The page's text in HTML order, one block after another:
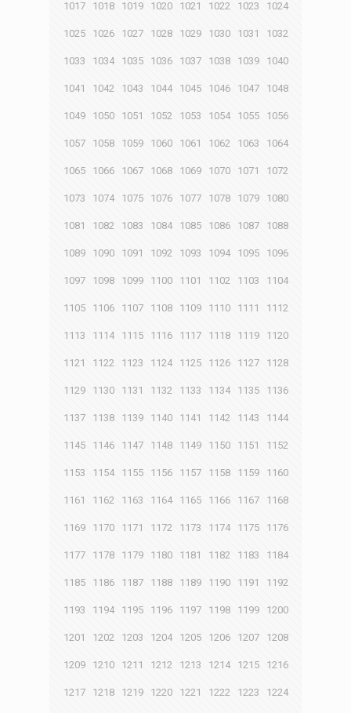
1017 1018 1019 1020 1021 1022 1023 1024
1025 1026 1027 1028 1029 1030 1031 1032
1033 1034 1035 1036 1037 1038 1039 1040
1041 1042 1043 1044 1045 1046 1047 1048
1049 1050 1051 1052 1053 1054 1055 1056
1057 1058 1059 1060 1061 1062 1063 1064
1065 1066 1067 1068 1069 1070 1071 1072
1073 1074 1075 1076 1077 1078 1079 1080
1081 1082 1083 1084 1085 1086 1087 1088
1089 1090 1091 1092 1093 1094 1095 1096
1097 1098 1099 1100 1101 1102 1103 1104
1105 1106 1107 1108 1109 1110 1111 1112
1113 1114 1115 1116 1117 1118 1119 1120
1121 1122 1123 1124 1125 1126 1127 1128
1129 1130 1131 1132 1133 1134 1135 1136
1137 1138 1139 1140 1141 1142 1143 1144
1145 1146 1147 1148 1149 1150 1151 1152
1153 1154 1155 1156 1157 1158 1159 1160
1161 1162 1163 1164 1165 1166 1167 1168
1169 1170 1171 1172 1173 1174 1175 1176
1177 1178 1179 1180 1181 1182 1183 1184
1185 1186 1187 1188 1189 1190 1191 1192
1193 1194 1195 1196 1197 1198 1199 1200
1201 1202 1203 1204 1205 1206 1207 1208
1209 1210 1211 1212 1213 1214 1215 1216
1217 1218 1219 1220 1221 1222 1223 1224